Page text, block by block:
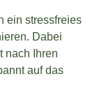
ein stressfreies
Dabei
nach Ihren
auf das